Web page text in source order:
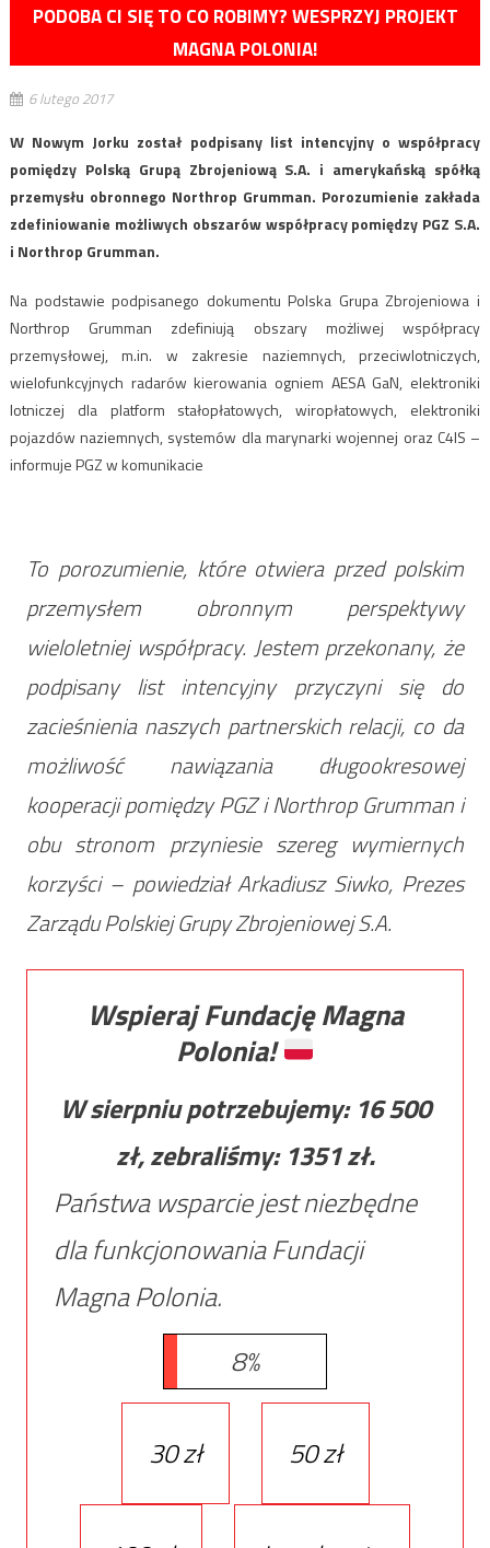
PODOBA CI SIĘ TO CO ROBIMY? WESPRZYJ PROJEKT
MAGNA POLONIA!
6 lutego 2017
W Nowym Jorku został podpisany list intencyjny o współpracy
pomiędzy Polską Grupą Zbrojeniową S.A. i amerykańską spółką
przemysłu obronnego Northrop Grumman. Porozumienie zakłada
zdefiniowanie możliwych obszarów współpracy pomiędzy PGZ S.A.
i Northrop Grumman.
Na podstawie podpisanego dokumentu Polska Grupa Zbrojeniowa i
Northrop Grumman zdefiniują obszary możliwej współpracy
przemysłowej, m.in. w zakresie naziemnych, przeciwlotniczych,
wielofunkcyjnych radarów kierowania ogniem AESA GaN, elektroniki
lotniczej dla platform stałopłatowych, wiropłatowych, elektroniki
pojazdów naziemnych, systemów dla marynarki wojennej oraz C4IS –
informuje PGZ w komunikacie
To porozumienie, które otwiera przed polskim
przemysłem obronnym perspektywy
wieloletniej współpracy. Jestem przekonany, że
podpisany list intencyjny przyczyni się do
zacieśnienia naszych partnerskich relacji, co da
możliwość nawiązania długookresowej
kooperacji pomiędzy PGZ i Northrop Grumman i
obu stronom przyniesie szereg wymiernych
korzyści – powiedział Arkadiusz Siwko, Prezes
Zarządu Polskiej Grupy Zbrojeniowej S.A.
Wspieraj Fundację Magna
Polonia!
W sierpniu potrzebujemy: 16 500
zł, zebraliśmy: 1351zł.
Państwa wsparcie jest niezbędne
dla funkcjonowania Fundacji
Magna Polonia.
8%
30 zł 50 zł